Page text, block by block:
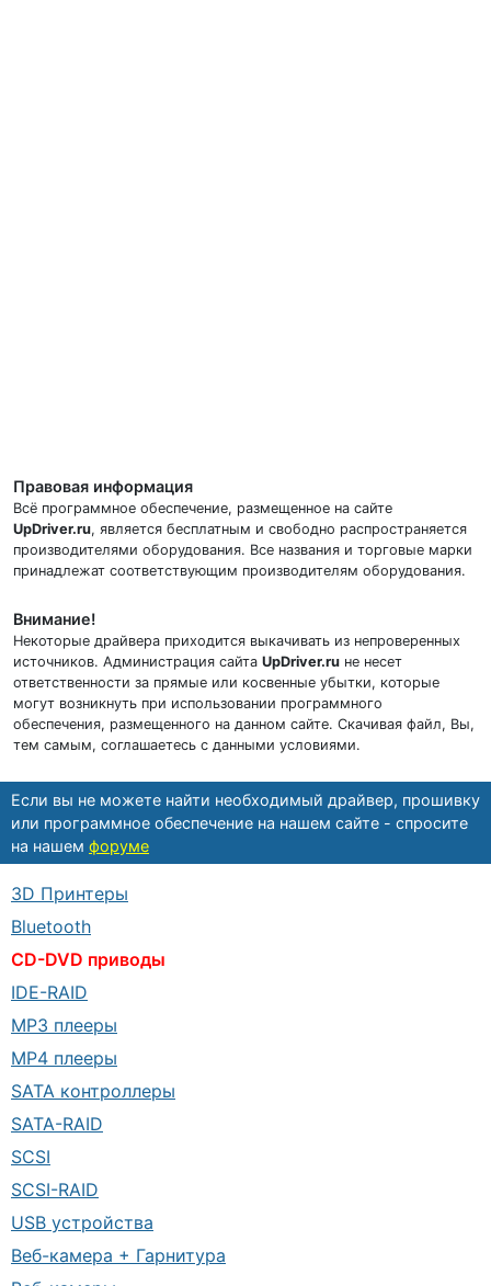
Правовая информация
Всё программное обеспечение, размещенное на сайте
UpDriver.ru, является бесплатным и свободно распространяется
производителями оборудования. Все названия и торговые марки
принадлежат соответствующим производителям оборудования.
Внимание!
Некоторые драйвера приходится выкачивать из непроверенных
источников. Администрация сайта UpDriver.ru не несет
ответственности за прямые или косвенные убытки, которые
могут возникнуть при использовании программного
обеспечения, размещенного на данном сайте. Скачивая файл, Вы,
тем самым, соглашаетесь с данными условиями.
Если вы не можете найти необходимый драйвер, прошивку
или программное обеспечение на нашем сайте - спросите
на нашем форуме
3D Принтеры
Bluetooth
CD-DVD приводы
IDE-RAID
MP3 плееры
MP4 плееры
SATA контроллеры
SATA-RAID
SCSI
SCSI-RAID
USB устройства
Веб-камера + Гарнитура